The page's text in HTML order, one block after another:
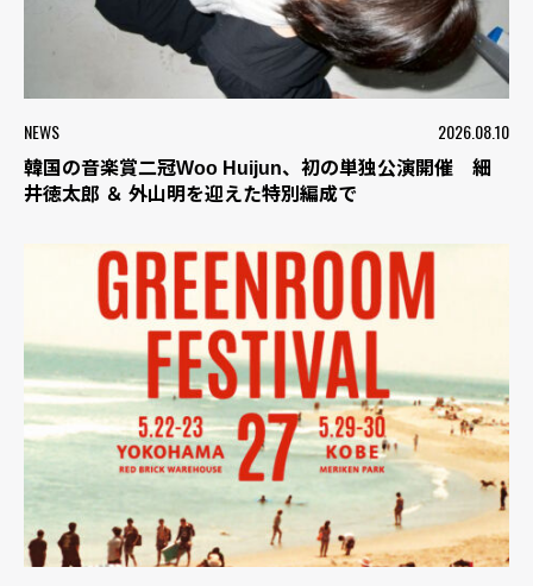
NEWS 2026.08.10
韓国の音楽賞二冠Woo Huijun、初の単独公演開催 細
井徳太郎 ＆ 外山明を迎えた特別編成で